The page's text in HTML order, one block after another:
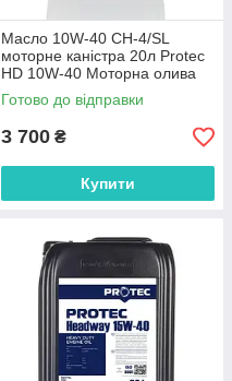
Масло 10W-40 CH-4/SL
моторне каністра 20л Protec
HD 10W-40 Моторна олива
10W40 CH4/SL масло 10в40
сн4
Готово до відправки
3 700 ₴
Купити